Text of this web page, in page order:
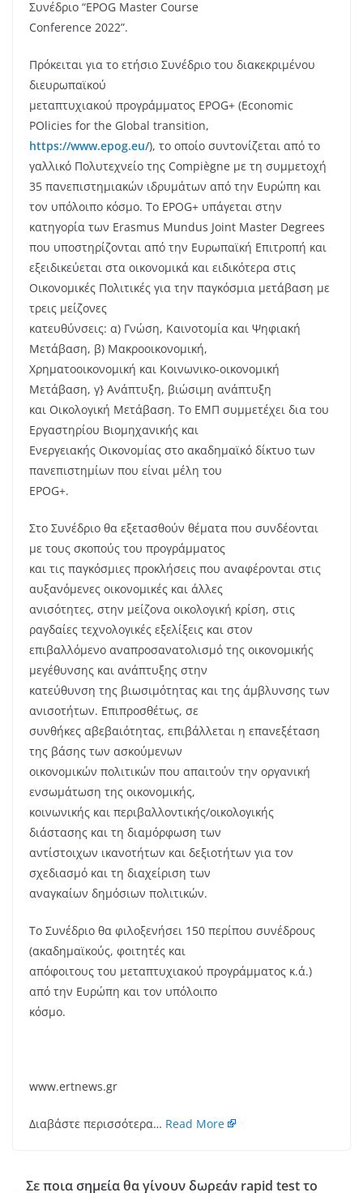
Συνέδριο “EPOG Master Course
Conference 2022”.
Πρόκειται για το ετήσιο Συνέδριο του διακεκριμένου
διευρωπαϊκού
μεταπτυχιακού προγράμματος EPOG+ (Economic
POlicies for the Global transition,
https://www.epog.eu/), το οποίο συντονίζεται από το
γαλλικό Πολυτεχνείο της Compiègne με τη συμμετοχή
35 πανεπιστημιακών ιδρυμάτων από την Ευρώπη και
τον υπόλοιπο κόσμο. Το EPOG+ υπάγεται στην
κατηγορία των Erasmus Mundus Joint Master Degrees
που υποστηρίζονται από την Ευρωπαϊκή Επιτροπή και
εξειδικεύεται στα οικονομικά και ειδικότερα στις
Οικονομικές Πολιτικές για την παγκόσμια μετάβαση με
τρεις μείζονες
κατευθύνσεις: α) Γνώση, Καινοτομία και Ψηφιακή
Μετάβαση, β) Μακροοικονομική,
Χρηματοοικονομική και Κοινωνικο-οικονομική
Μετάβαση, γ} Ανάπτυξη, βιώσιμη ανάπτυξη
και Οικολογική Μετάβαση. Το ΕΜΠ συμμετέχει δια του
Εργαστηρίου Βιομηχανικής και
Ενεργειακής Οικονομίας στο ακαδημαϊκό δίκτυο των
πανεπιστημίων που είναι μέλη του
EPOG+.
Στο Συνέδριο θα εξετασθούν θέματα που συνδέονται
με τους σκοπούς του προγράμματος
και τις παγκόσμιες προκλήσεις που αναφέρονται στις
αυξανόμενες οικονομικές και άλλες
ανισότητες, στην μείζονα οικολογική κρίση, στις
ραγδαίες τεχνολογικές εξελίξεις και στον
επιβαλλόμενο αναπροσανατολισμό της οικονομικής
μεγέθυνσης και ανάπτυξης στην
κατεύθυνση της βιωσιμότητας και της άμβλυνσης των
ανισοτήτων. Επιπροσθέτως, σε
συνθήκες αβεβαιότητας, επιβάλλεται η επανεξέταση
της βάσης των ασκούμενων
οικονομικών πολιτικών που απαιτούν την οργανική
ενσωμάτωση της οικονομικής,
κοινωνικής και περιβαλλοντικής/οικολογικής
διάστασης και τη διαμόρφωση των
αντίστοιχων ικανοτήτων και δεξιοτήτων για τον
σχεδιασμό και τη διαχείριση των
αναγκαίων δημόσιων πολιτικών.
Το Συνέδριο θα φιλοξενήσει 150 περίπου συνέδρους
(ακαδημαϊκούς, φοιτητές και
απόφοιτους του μεταπτυχιακού προγράμματος κ.ά.)
από την Ευρώπη και τον υπόλοιπο
κόσμο.
www.ertnews.gr
Διαβάστε περισσότερα… Read More
Σε ποια σημεία θα γίνουν δωρεάν rapid test το